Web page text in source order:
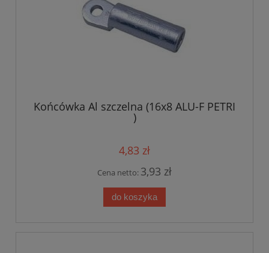
Końcówka Al szczelna (16x8 ALU-F PETRI
)
4,83 zł
Cena netto: 3,93 zł
do koszyka